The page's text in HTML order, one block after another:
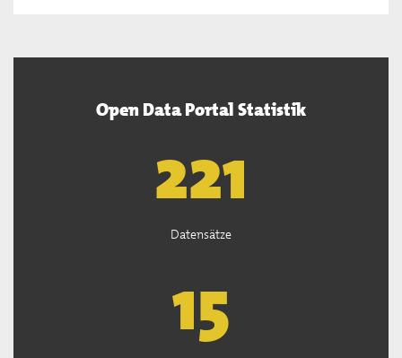
Open Data Portal Statistik
222
Datensätze
15